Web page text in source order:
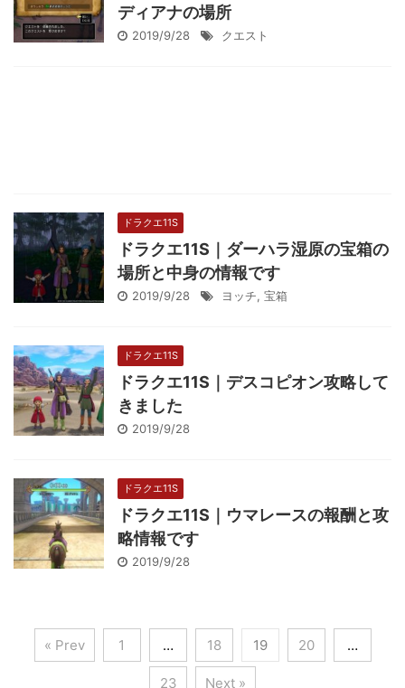
ディアナの場所
2019/9/28 クエスト
ドラクエ11S
ドラクエ11S｜ダーハラ湿原の宝箱の
場所と中身の情報です
2019/9/28 ヨッチ, 宝箱
ドラクエ11S
ドラクエ11S｜デスコピオン攻略して
きました
2019/9/28
ドラクエ11S
ドラクエ11S｜ウマレースの報酬と攻
略情報です
2019/9/28
« Prev 1 … 18 19 20 …
23 Next »